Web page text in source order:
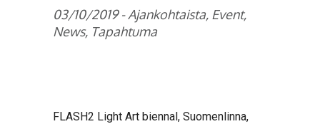
03/10/2019 -Ajankohtaista, Event,
News, Tapahtuma
FLASH2 Light Art biennal, Suomenlinna,